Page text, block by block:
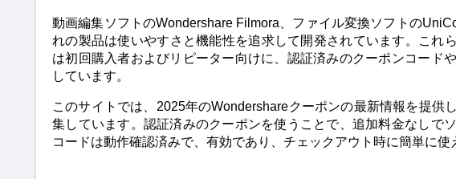
動画編集ソフトのWondershare Filmora、ファイル変換ソフトの
れの製品は使いやすさと機能性を追求して開発されています。これ
は初回購入者およびリピーター向けに、認証済みのクーポンコード
しています。
このサイトでは、2025年のWondershareクーポンの最新情報を提供
集しています。認証済みのクーポンを使うことで、追加料金なしで
コードは動作確認済みで、有効であり、チェックアウト時に簡単に使